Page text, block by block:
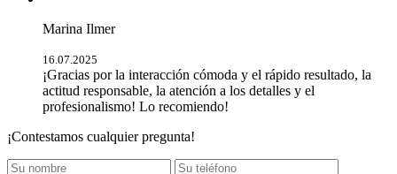
Marina Ilmer
16.07.2025
¡Gracias por la interacción cómoda y el rápido resultado, la
actitud responsable, la atención a los detalles y el
profesionalismo! Lo recomiendo!
¡Contestamos cualquier pregunta!